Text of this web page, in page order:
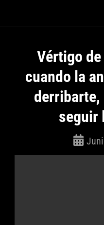
Vértigo
cuando la
derribarte,
seguir